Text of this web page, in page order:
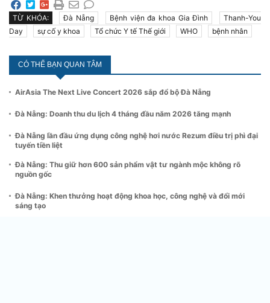
TỪ KHÓA: Đà Nẵng Bệnh viện đa khoa Gia Đình
Thanh-You
Day
sự cố y khoa Tổ chức Y tế Thế giới WHO bệnh nhân
CÓ THỂ BẠN QUAN TÂM
AirAsia The Next Live Concert 2026 sắp đổ bộ Đà Nẵng
Đà Nẵng: Doanh thu du lịch 4 tháng đầu năm 2026 tăng mạnh
Đà Nẵng lần đầu ứng dụng công nghệ hơi nước Rezum điều trị phì đại
tuyến tiền liệt
Đà Nẵng: Thu giữ hơn 600 sản phẩm vật tư ngành mộc không rõ
nguồn gốc
Đà Nẵng: Khen thưởng hoạt động khoa học, công nghệ và đổi mới
sáng tạo